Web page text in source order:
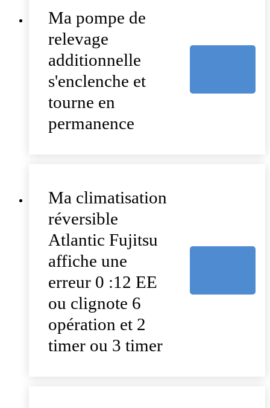
Ma pompe de
relevage
additionnelle
s'enclenche et
tourne en
permanence
Ma climatisation
réversible
Atlantic Fujitsu
affiche une
erreur 0 :12 EE
ou clignote 6
opération et 2
timer ou 3 timer